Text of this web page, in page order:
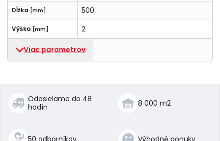
Dĺžka [mm] 500
Výška [mm] 2
Viac parametrov
Odosielame do 48
hodín
8 000 m2
50 odborníkov Výhodné ponuky